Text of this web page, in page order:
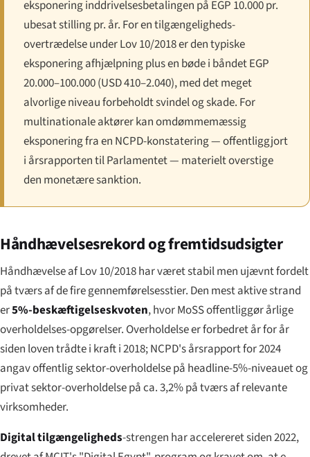
eksponering inddrivelsesbetalingen på EGP 10.000 pr.
ubesat stilling pr. år. For en tilgængeligheds-
overtrædelse under Lov 10/2018 er den typiske
eksponering afhjælpning plus en bøde i båndet EGP
20.000–100.000 (USD 410–2.040), med det meget
alvorlige niveau forbeholdt svindel og skade. For
multinationale aktører kan omdømmemæssig
eksponering fra en NCPD-konstatering — offentliggjort
i årsrapporten til Parlamentet — materielt overstige
den monetære sanktion.
Håndhævelsesrekord og fremtidsudsigter
Håndhævelse af Lov 10/2018 har været stabil men ujævnt fordelt
på tværs af de fire gennemførelsesstier. Den mest aktive strand
er5%-beskæftigelseskvoten, hvor MoSS offentliggør årlige
overholdelses-opgørelser. Overholdelse er forbedret år for år
siden loven trådte i kraft i 2018; NCPD's årsrapport for 2024
angav offentlig sektor-overholdelse på headline-5%-niveauet og
privat sektor-overholdelse på ca. 3,2% på tværs af relevante
virksomheder.
Digital tilgængeligheds-strengen har accelereret siden 2022,